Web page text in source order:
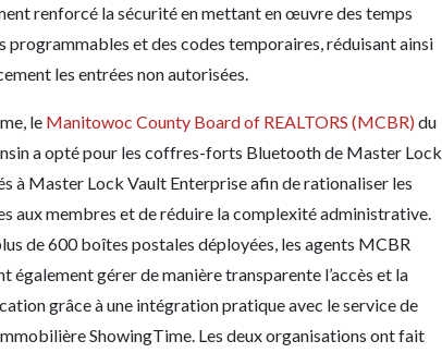
renforcé la sécurité en mettant en œuvre des temps
programmables et des codes temporaires, réduisant ainsi
les entrées non autorisées.
le Manitowoc County Board of REALTORS (MCBR) du
a opté pour les coffres-forts Bluetooth de Master Lock
à Master Lock Vault Enterprise afin de rationaliser les
aux membres et de réduire la complexité administrative.
de 600 boîtes postales déployées, les agents MCBR
également gérer de manière transparente l’accès et la
grâce à une intégration pratique avec le service de
ShowingTime. Les deux organisations ont fait